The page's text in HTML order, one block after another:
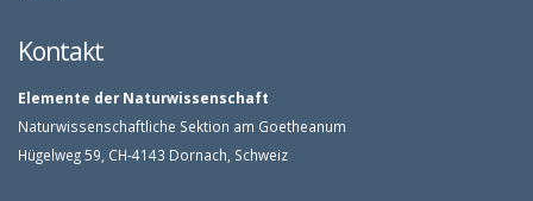
Kontakt
Elemente der Naturwissenschaft
Naturwissenschaftliche Sektion am Goetheanum
Hügelweg 59, CH-4143 Dornach, Schweiz